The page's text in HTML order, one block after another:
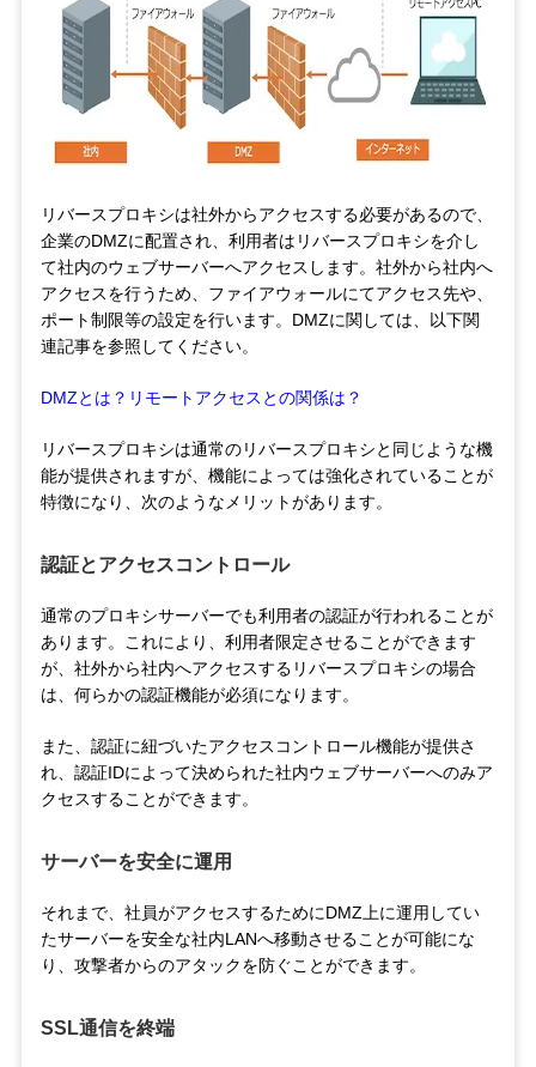
リバースプロキシは社外からアクセスする必要があるので、
企業のDMZに配置され、利用者はリバースプロキシを介し
て社内のウェブサーバーへアクセスします。社外から社内へ
アクセスを行うため、ファイアウォールにてアクセス先や、
ポート制限等の設定を行います。DMZに関しては、以下関
連記事を参照してください。
DMZとは？リモートアクセスとの関係は？
リバースプロキシは通常のリバースプロキシと同じような機
能が提供されますが、機能によっては強化されていることが
特徴になり、次のようなメリットがあります。
認証とアクセスコントロール
通常のプロキシサーバーでも利用者の認証が行われることが
あります。これにより、利用者限定させることができます
が、社外から社内へアクセスするリバースプロキシの場合
は、何らかの認証機能が必須になります。
また、認証に紐づいたアクセスコントロール機能が提供さ
れ、認証IDによって決められた社内ウェブサーバーへのみア
クセスすることができます。
サーバーを安全に運用
それまで、社員がアクセスするためにDMZ上に運用してい
たサーバーを安全な社内LANへ移動させることが可能にな
り、攻撃者からのアタックを防ぐことができます。
SSL通信を終端